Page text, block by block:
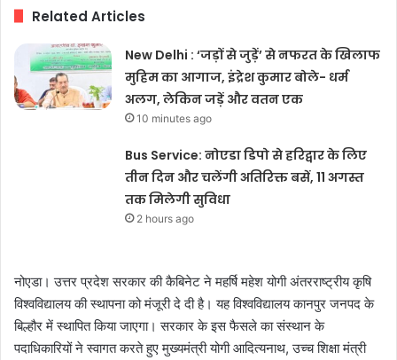
Related Articles
New Delhi : ‘जड़ों से जुड़ें’ से नफरत के खिलाफ
मुहिम का आगाज, इंद्रेश कुमार बोले- धर्म
अलग, लेकिन जड़ें और वतन एक
10 minutes ago
Bus Service: नोएडा डिपो से हरिद्वार के लिए
तीन दिन और चलेंगी अतिरिक्त बसें, 11 अगस्त
तक मिलेगी सुविधा
2 hours ago
नोएडा। उत्तर प्रदेश सरकार की कैबिनेट ने महर्षि महेश योगी अंतरराष्ट्रीय कृषि
विश्वविद्यालय की स्थापना को मंजूरी दे दी है। यह विश्वविद्यालय कानपुर जनपद के
बिल्हौर में स्थापित किया जाएगा। सरकार के इस फैसले का संस्थान के
पदाधिकारियों ने स्वागत करते हुए मुख्यमंत्री योगी आदित्यनाथ, उच्च शिक्षा मंत्री